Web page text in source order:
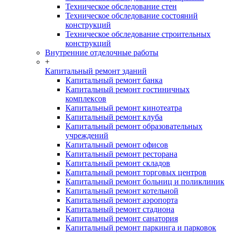
Техническое обследование стен
Техническое обследование состояний
конструкций
Техническое обследование строительных
конструкций
Внутренние отделочные работы
+
Капитальный ремонт зданий
Капитальный ремонт банка
Капитальный ремонт гостиничных
комплексов
Капитальный ремонт кинотеатра
Капитальный ремонт клуба
Капитальный ремонт образовательных
учреждений
Капитальный ремонт офисов
Капитальный ремонт ресторана
Капитальный ремонт складов
Капитальный ремонт торговых центров
Капитальный ремонт больниц и поликлиник
Капитальный ремонт котельной
Капитальный ремонт аэропорта
Капитальный ремонт стадиона
Капитальный ремонт санатория
Капитальный ремонт паркинга и парковок